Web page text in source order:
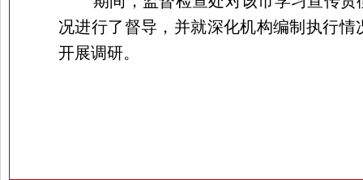
况进行了督导，并就深化机构编制执行
开展调研。